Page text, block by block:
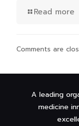
Read more
Comments are
A leading
medicine